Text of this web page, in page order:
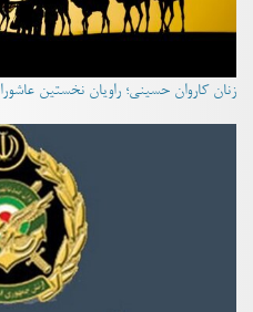
زنان کاروان حسینی؛ راویان نخستین عاشورا